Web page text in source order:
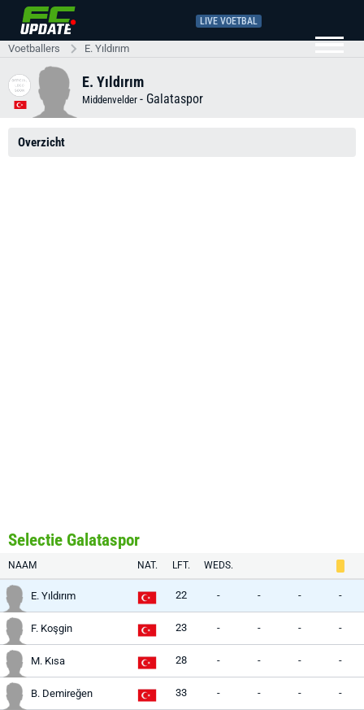
LIVE VOETBAL
Voetballers E. Yıldırım
E. Yıldırım
Middenvelder - Galataspor
Overzicht
Selectie Galataspor
NAAM NAT. LFT. WEDS.
E. Yıldırım 22 - - - -
F. Koşgin 23 - - - -
M. Kısa 28 - - - -
B. Demireğen 33 - - - -